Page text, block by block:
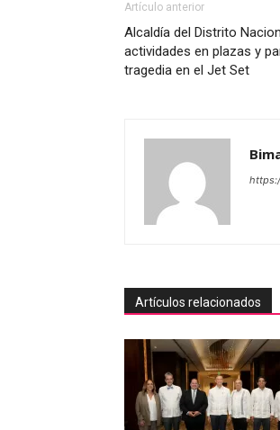
Artículo anterior
Alcaldía del Distrito
actividades en plazas y
tragedia en el Jet Set
Artículos relacionados